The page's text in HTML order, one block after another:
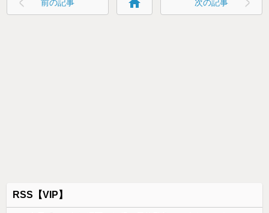
前の記事 home 次の記事
RSS【VIP】